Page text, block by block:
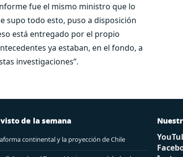
fue el mismo ministro que lo
supo todo esto, puso a disposición
está entregado por el propio
ya estaban, en el fondo, a
investigaciones”.
visto de la semana
continental y la proyección de Chile